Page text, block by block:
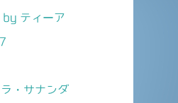
by ティーア
・サナンダ